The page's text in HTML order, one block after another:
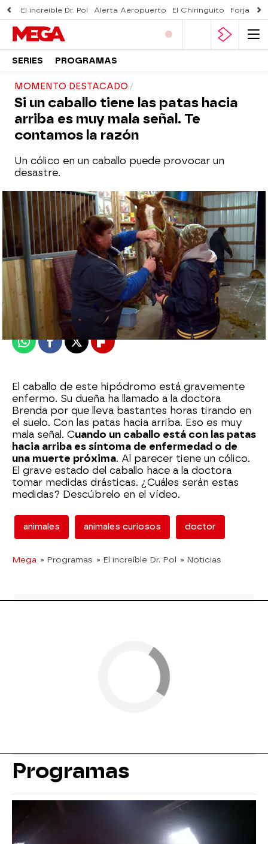
El increíble Dr. Pol Alerta Aeropuerto El Chiringuito Forjado
SERIES PROGRAMAS
MOMENTO DESTACADO
Si un caballo tiene las patas hacia
arriba es muy mala señal. Te
contamos la razón
Un cólico en un caballo puede provocar un
desastre.
mega
Madrid
Publicado:13 de agosto de 2021, 16:31
WhatsappFacebook
X Flipboard
El caballo de este hipódromo está gravemente
enfermo. Su dueña ha llamado a la doctora
Brenda por que lleva bastantes horas tirando en
el suelo. Con las patas hacia arriba. Eso es muy
mala señal. Cuando un caballo está con las patas
hacia arriba es síntoma de enfermedad o de
una muerte próxima. Al parecer tiene un cólico.
El grave estado del caballo hace a la doctora
tomar medidas drásticas. ¿Cuáles serán estas
medidas? Descúbrelo en el vídeo.
animales animales curiosos doctor
Mega » Programas » El increíble Dr. Pol » Noticias
Programas